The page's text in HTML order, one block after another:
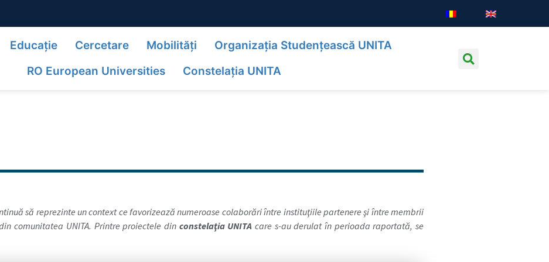
Educație Cercetare Mobilități
Organizația Studențească UNITA
RO European Universities
Constelaţia UNITA
să reprezinte un context ce favorizează numeroase colaborări între instituţiile partenere şi între membrii
comunitatea UNITA. Printre proiectele din constelaţia UNITA care s-au derulat în perioada raportată, se